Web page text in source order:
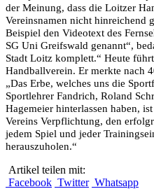
der Meinung, dass die Loitzer
Vereinsnamen nicht hinreichend
Beispiel den Videotext des
SG Uni Greifswald genannt“,
Stadt Loitz komplett.“ Heute
Handballverein. Er merkte nach
„Das Erbe, welches uns die
Sportlehrer Fandrich, Roland
Hagemeier hinterlassen haben,
Vereins Verpflichtung, den
jedem Spiel und jeder
herauszuholen.“
Artikel teilen mit:
Facebook Twitter Whatsapp